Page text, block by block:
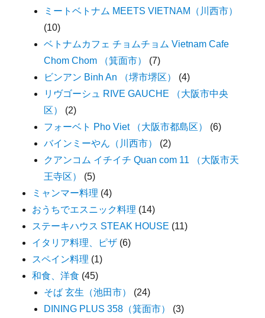
ミートベトナム MEETS VIETNAM（川西市）
(10)
ベトナムカフェ チョムチョム Vietnam Cafe
Chom Chom （箕面市）
(7)
ビンアン Binh An （堺市堺区）
(4)
リヴゴーシュ RIVE GAUCHE （大阪市中央
区）
(2)
フォーベト Pho Viet （大阪市都島区）
(6)
バインミーやん（川西市）
(2)
クアンコム イチイチ Quan com 11 （大阪市天
王寺区）
(5)
ミャンマー料理 (4)
おうちでエスニック料理 (14)
ステーキハウス STEAK HOUSE (11)
イタリア料理、ピザ (6)
スペイン料理 (1)
和食、洋食 (45)
そば 玄生（池田市）
(24)
DINING PLUS 358（箕面市）
(3)